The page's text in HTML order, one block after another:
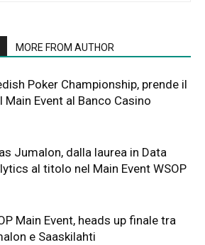
MORE FROM AUTHOR
Poker Championship, prende il
Main Event al Banco Casino
Jumalon, dalla laurea in Data
al titolo nel Main Event WSOP
Main Event, heads up finale tra
e Saaskilahti